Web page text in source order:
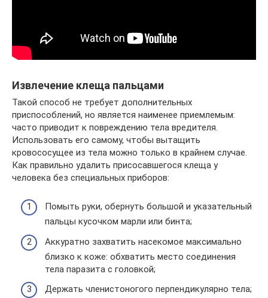
Извлечение клеща пальцами
Такой способ не требует дополнительных
приспособлений, но является наименее приемлемым:
часто приводит к повреждению тела вредителя.
Использовать его самому, чтобы вытащить
кровососущее из тела можно только в крайнем случае.
Как правильно удалить присосавшегося клеща у
человека без специальных приборов:
Помыть руки, обернуть большой и указательный
пальцы кусочком марли или бинта;
Аккуратно захватить насекомое максимально
близко к коже: обхватить место соединения
тела паразита с головкой;
Держать членистоногого перпендикулярно тела;